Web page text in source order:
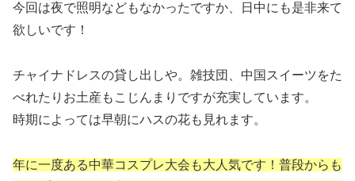
今回は夜で照明などもなかったですか、日中にも是非来て
欲しいです！
チャイナドレスの貸し出しや。雑技団、中国スイーツをた
べれたりお土産もこじんまりですが充実しています。
時期によっては早朝にハスの花も見れます。
年に一度ある中華コスプレ大会も大人気です！普段からも